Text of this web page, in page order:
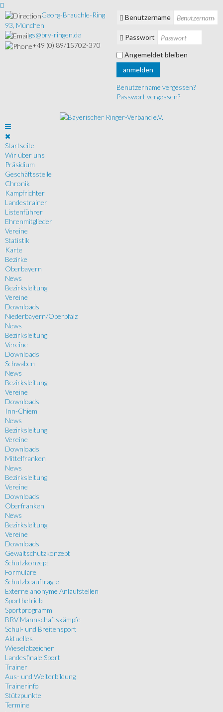
Georg-Brauchle-Ring
93, München
gs@brv-ringen.de
+49 (0) 89/15702-370
Benutzername
Passwort
Angemeldet bleiben
anmelden
Benutzername vergessen?
Passwort vergessen?
Startseite
Wir über uns
Präsidium
Geschäftsstelle
Chronik
Kampfrichter
Landestrainer
Listenführer
Ehrenmitglieder
Vereine
Statistik
Karte
Bezirke
Oberbayern
News
Bezirksleitung
Vereine
Downloads
Niederbayern/Oberpfalz
News
Bezirksleitung
Vereine
Downloads
Schwaben
News
Bezirksleitung
Vereine
Downloads
Inn-Chiem
News
Bezirksleitung
Vereine
Downloads
Mittelfranken
News
Bezirksleitung
Vereine
Downloads
Oberfranken
News
Bezirksleitung
Vereine
Downloads
Gewaltschutzkonzept
Schutzkonzept
Formulare
Schutzbeauftragte
Externe anonyme Anlaufstellen
Sportbetrieb
Sportprogramm
BRV Mannschaftskämpfe
Schul- und Breitensport
Aktuelles
Wieselabzeichen
Landesfinale Sport
Trainer
Aus- und Weiterbildung
Trainerinfo
Stützpunkte
Termine